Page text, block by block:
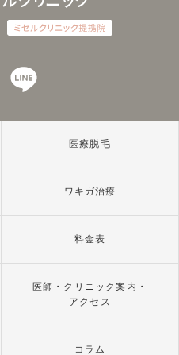
インスタグラム
医療脱毛
ワキガ治療
料金表
医師・クリニック案内・
アクセス
コラム